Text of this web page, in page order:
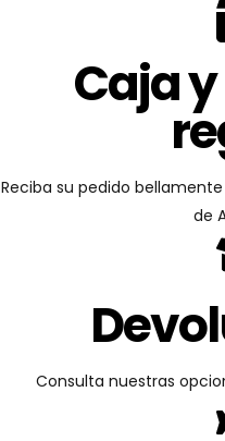
Caja
Reciba su pedido
de
Consulta nuestras